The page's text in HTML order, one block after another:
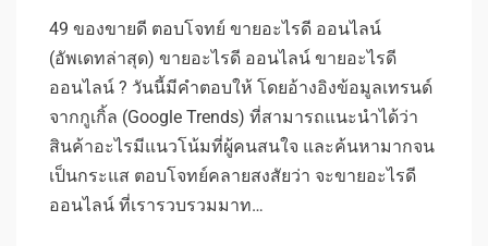
49 ของขายดี ตอบโจทย์ ขายอะไรดี ออนไลน์
(อัพเดทล่าสุด) ขายอะไรดี ออนไลน์ ขายอะไรดี
ออนไลน์ ? วันนี้มีคำตอบให้ โดยอ้างอิงข้อมูลเทรนด์
จากกูเกิ้ล (Google Trends) ที่สามารถแนะนำได้ว่า
สินค้าอะไรมีแนวโน้มที่ผู้คนสนใจ และค้นหามากจน
เป็นกระแส ตอบโจทย์คลายสงสัยว่า จะขายอะไรดี
ออนไลน์ ที่เรารวบรวมมาท…